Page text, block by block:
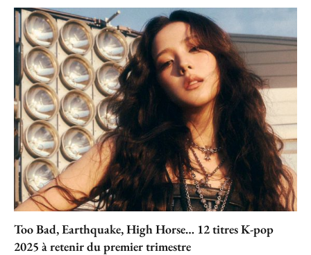
Too Bad, Earthquake, High Horse… 12 titres K-pop
2025 à retenir du premier trimestre